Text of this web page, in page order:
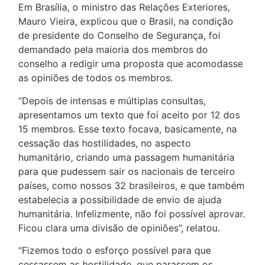
Em Brasília, o ministro das Relações Exteriores,
Mauro Vieira, explicou que o Brasil, na condição
de presidente do Conselho de Segurança, foi
demandado pela maioria dos membros do
conselho a redigir uma proposta que acomodasse
as opiniões de todos os membros.
“Depois de intensas e múltiplas consultas,
apresentamos um texto que foi aceito por 12 dos
15 membros. Esse texto focava, basicamente, na
cessação das hostilidades, no aspecto
humanitário, criando uma passagem humanitária
para que pudessem sair os nacionais de terceiro
países, como nossos 32 brasileiros, e que também
estabelecia a possibilidade de envio de ajuda
humanitária. Infelizmente, não foi possível aprovar.
Ficou clara uma divisão de opiniões”, relatou.
“Fizemos todo o esforço possível para que